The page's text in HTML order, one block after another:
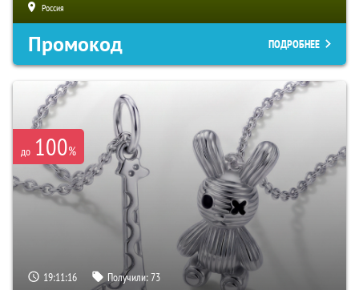
Россия
Промокод ПОДРОБНЕЕ
до 100%
19:11:15 Получили:73